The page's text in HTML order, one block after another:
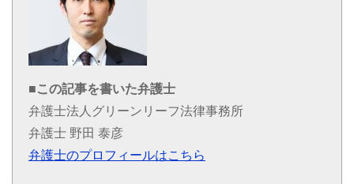
■この記事を書いた弁護士
弁護士法人グリーンリーフ法律事務所
弁護士 野田 泰彦
弁護士のプロフィールはこちら